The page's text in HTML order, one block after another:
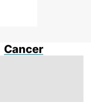
Cancer